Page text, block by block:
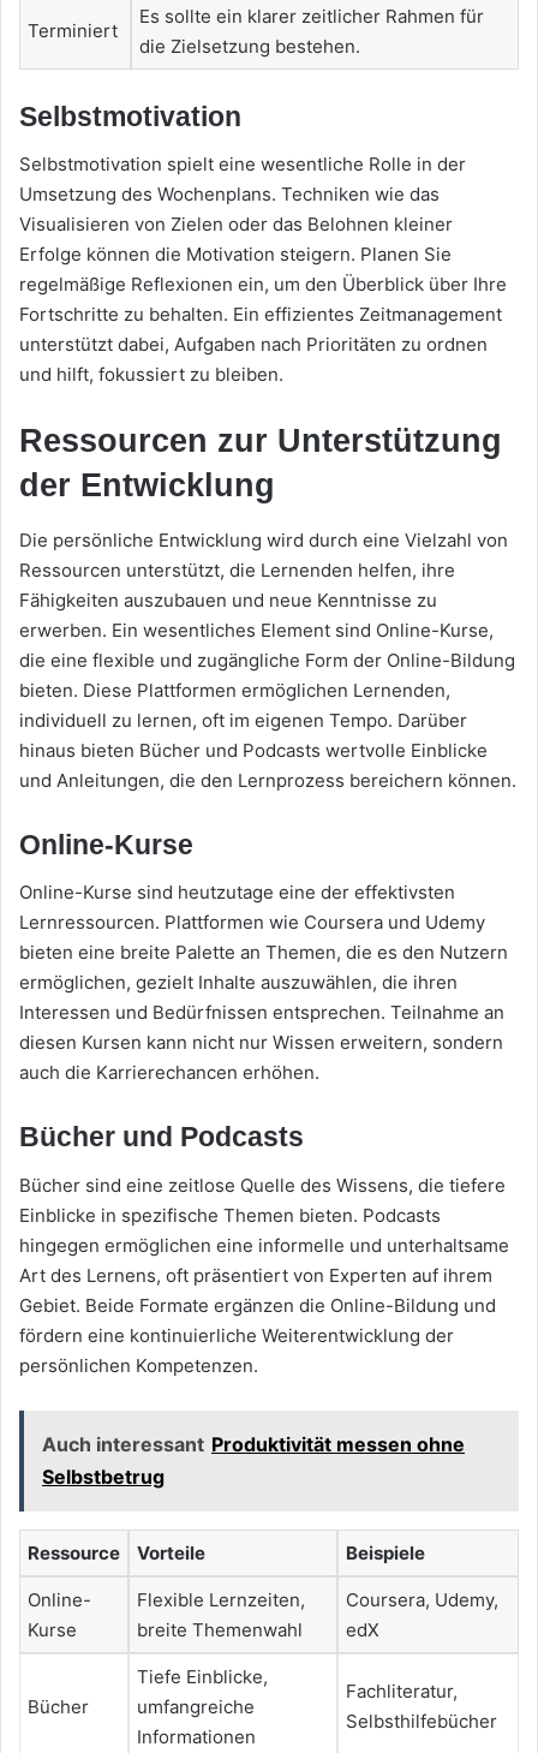
Terminiert
Es sollte ein klarer zeitlicher Rahmen für
die Zielsetzung bestehen.
Selbstmotivation
Selbstmotivation spielt eine wesentliche Rolle in der
Umsetzung des Wochenplans. Techniken wie das
Visualisieren von Zielen oder das Belohnen kleiner
Erfolge können die Motivation steigern. Planen Sie
regelmäßige Reflexionen ein, um den Überblick über Ihre
Fortschritte zu behalten. Ein effizientes Zeitmanagement
unterstützt dabei, Aufgaben nach Prioritäten zu ordnen
und hilft, fokussiert zu bleiben.
Ressourcen zur Unterstützung
der Entwicklung
Die persönliche Entwicklung wird durch eine Vielzahl von
Ressourcen unterstützt, die Lernenden helfen, ihre
Fähigkeiten auszubauen und neue Kenntnisse zu
erwerben. Ein wesentliches Element sind Online-Kurse,
die eine flexible und zugängliche Form der Online-Bildung
bieten. Diese Plattformen ermöglichen Lernenden,
individuell zu lernen, oft im eigenen Tempo. Darüber
hinaus bieten Bücher und Podcasts wertvolle Einblicke
und Anleitungen, die den Lernprozess bereichern können.
Online-Kurse
Online-Kurse sind heutzutage eine der effektivsten
Lernressourcen. Plattformen wie Coursera und Udemy
bieten eine breite Palette an Themen, die es den Nutzern
ermöglichen, gezielt Inhalte auszuwählen, die ihren
Interessen und Bedürfnissen entsprechen. Teilnahme an
diesen Kursen kann nicht nur Wissen erweitern, sondern
auch die Karrierechancen erhöhen.
Bücher und Podcasts
Bücher sind eine zeitlose Quelle des Wissens, die tiefere
Einblicke in spezifische Themen bieten. Podcasts
hingegen ermöglichen eine informelle und unterhaltsame
Art des Lernens, oft präsentiert von Experten auf ihrem
Gebiet. Beide Formate ergänzen die Online-Bildung und
fördern eine kontinuierliche Weiterentwicklung der
persönlichen Kompetenzen.
Auch interessant Produktivität messen ohne
Selbstbetrug
Ressource Vorteile Beispiele
Online-
Kurse
Flexible Lernzeiten,
breite Themenwahl
Coursera, Udemy,
edX
Bücher
Tiefe Einblicke,
umfangreiche
Informationen
Fachliteratur,
Selbsthilfebücher